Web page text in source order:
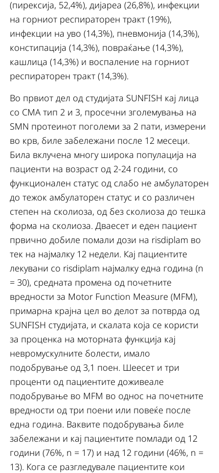
(пирексија, 52,4%), дијареа (26,8%), инфекции
на горниот респираторен тракт (19%),
инфекции на уво (14,3%), пневмонија (14,3%),
констипација (14,3%), повраќање (14,3%),
кашлица (14,3%) и воспаление на горниот
респираторен тракт (14,3%).
Во првиот дел од студијата SUNFISH кај лица
со СМА тип 2 и 3, просечни зголемувања на
SMN протеинот поголеми за 2 пати, измерени
во крв, биле забележани после 12 месеци.
Била вклучена многу широка популација на
пациенти на возраст од 2-24 години, со
функционален статус од слабо не амбулаторен
до тежок амбулаторен статус и со различен
степен на сколиоза, од без сколиоза до тешка
форма на сколиоза. Дваесет и еден пациент
првично добиле помали дози на risdiplam во
тек на најмалку 12 недели. Кај пациентите
лекувани со risdiplam најмалку една година (n
= 30), средната промена од почетните
вредности за Motor Function Measure (MFM),
примарна крајна цел во делот за потврда од
SUNFISH студијата, и скалата која се користи
за проценка на моторната функција кај
невромускулните болести, имало
подобрување од 3,1 поен. Шеесет и три
проценти од пациентите доживеале
подобрување во MFM во однос на почетните
вредности од три поени или повеќе после
една година. Ваквите подобрувања биле
забележани и кај пациентите помлади од 12
години (76%, n = 17) и над 12 години (46%, n =
13). Кога се разгледувале пациентите кои